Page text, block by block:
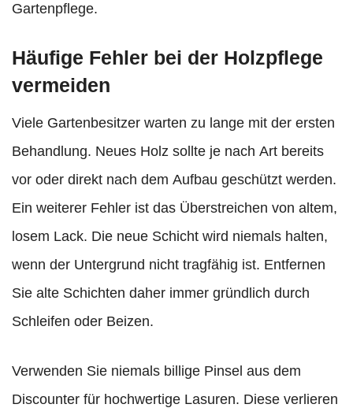
Gartenpflege.
Häufige Fehler bei der Holzpflege
vermeiden
Viele Gartenbesitzer warten zu lange mit der ersten
Behandlung. Neues Holz sollte je nach Art bereits
vor oder direkt nach dem Aufbau geschützt werden.
Ein weiterer Fehler ist das Überstreichen von altem,
losem Lack. Die neue Schicht wird niemals halten,
wenn der Untergrund nicht tragfähig ist. Entfernen
Sie alte Schichten daher immer gründlich durch
Schleifen oder Beizen.
Verwenden Sie niemals billige Pinsel aus dem
Discounter für hochwertige Lasuren. Diese verlieren